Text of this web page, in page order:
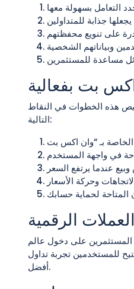
بت بفعالية
هذه الخطوات في النقاط
التالية:
الرقمية
المستثمرين على دخول عالم
للمستخدمين تجربة تداول
أفضل.